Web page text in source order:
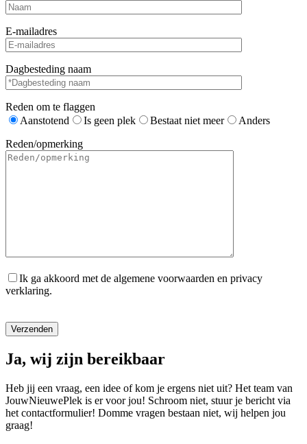
E-mailadres
Dagbesteding naam
Reden om te flaggen
Aanstotend
Is geen plek Bestaat niet meer
Anders
Reden/opmerking
Ik ga akkoord met de algemene voorwaarden en privacy
verklaring.
Ja, wij zijn bereikbaar
Heb jij een vraag, een idee of kom je ergens niet uit? Het team van
JouwNieuwePlek is er voor jou! Schroom niet, stuur je bericht via
het contactformulier! Domme vragen bestaan niet, wij helpen jou
graag!